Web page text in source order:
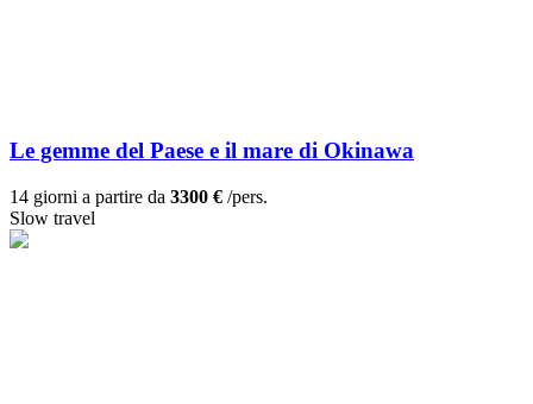
Le gemme del Paese e il mare di Okinawa
14 giorni a partire da 3300 € /pers.
Slow travel